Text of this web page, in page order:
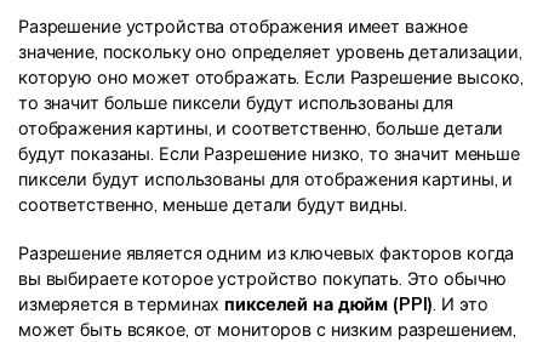
Разрешение устройства отображения имеет важное
значение, поскольку оно определяет уровень детализации,
которую оно может отображать. Если Разрешение высоко,
то значит больше пиксели будут использованы для
отображения картины, и соответственно, больше детали
будут показаны. Если Разрешение низко, то значит меньше
пиксели будут использованы для отображения картины, и
соответственно, меньше детали будут видны.
Разрешение является одним из ключевых факторов когда
вы выбираете которое устройство покупать. Это обычно
измеряется в терминах пикселей на дюйм (PPI). И это
может быть всякое, от мониторов с низким разрешением,